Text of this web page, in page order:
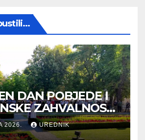
DAN POBJEDE I
ZAHVALNOSTI
2026. UREDNIK